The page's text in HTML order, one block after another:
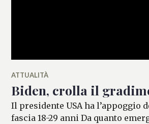
ATTUALITÀ
Biden, crolla il
Il presidente USA ha l’appoggio
fascia 18-29 anni Da quanto